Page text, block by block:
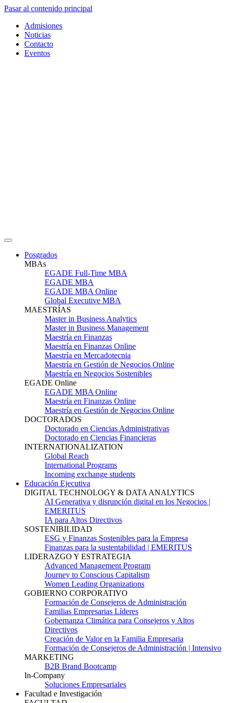
Pasar al contenido principal
Admisiones
Noticias
Contacto
Eventos
Posgrados
MBAs
EGADE Full-Time MBA
EGADE MBA
EGADE MBA Online
Global Executive MBA
MAESTRÍAS
Master in Business Analytics
Master in Business Management
Maestría en Finanzas
Maestría en Finanzas Online
Maestría en Mercadotecnia
Maestría en Gestión de Negocios Online
Maestría en Negocios Sostenibles
EGADE Online
EGADE MBA Online
Maestría en Finanzas Online
Maestría en Gestión de Negocios Online
DOCTORADOS
Doctorado en Ciencias Administrativas
Doctorado en Ciencias Financieras
INTERNATIONALIZATION
Global Reach
International Programs
Incoming exchange students
Educación Ejecutiva
DIGITAL TECHNOLOGY & DATA ANALYTICS
AI Generativa y disrupción digital en los Negocios |
EMERITUS
IA para Altos Directivos
SOSTENIBILIDAD
ESG y Finanzas Sostenibles para la Empresa
Finanzas para la sustentabilidad | EMERITUS
LIDERAZGO Y ESTRATEGIA
Advanced Management Program
Journey to Conscious Capitalism
Women Leading Organizations
GOBIERNO CORPORATIVO
Formación de Consejeros de Administración
Familias Empresarias Líderes
Gobernanza Climática para Consejeros y Altos
Directivos
Creación de Valor en la Familia Empresaria
Formación de Consejeros de Administración | Intensivo
MARKETING
B2B Brand Bootcamp
In-Company
Soluciones Empresariales
Facultad e Investigación